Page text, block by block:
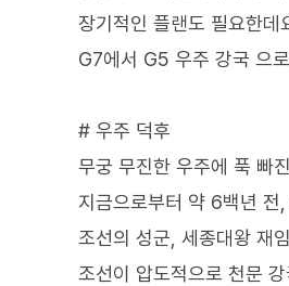
장기적인 플랜도 필요한데
G7에서 G5 우주 강국 으
# 우주 덕후
무궁 무진한 우주에 푹 빠
지금으로부터 약 6백년 전
조선의 성군, 세종대왕 재
조선이 압도적으로 천문